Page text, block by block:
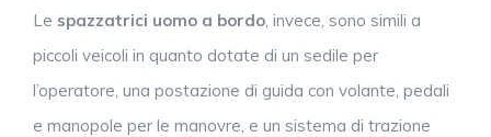
Le spazzatrici uomo a bordo, invece, sono simili a
piccoli veicoli in quanto dotate di un sedile per
l’operatore, una postazione di guida con volante, pedali
e manopole per le manovre, e un sistema di trazione